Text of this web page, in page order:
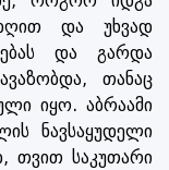
და უხვად
და გარდა
თანაც
იყო. აბრაამი
ნავსაყუდელი
თვით საკუთარი